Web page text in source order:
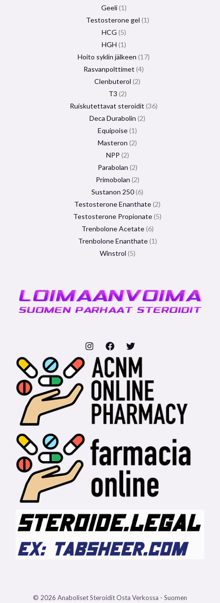
Geeli 1
Testosterone gel 1
HCG 5
HGH 1
Hoito syklin jälkeen 17
Rasvanpolttimet 4
Clenbuterol 2
T3 2
Ruiskutettavat steroidit 36
Deca Durabolin 2
Equipoise 1
Masteron 2
NPP 2
Parabolan 2
Primobolan 2
Sustanon 250 6
Testosterone Enanthate 2
Testosterone Propionate 5
Trenbolone Acetate 6
Trenbolone Enanthate 1
Winstrol 5
© 2026 Anaboliset Steroidit Osta Verkossa - Suomen